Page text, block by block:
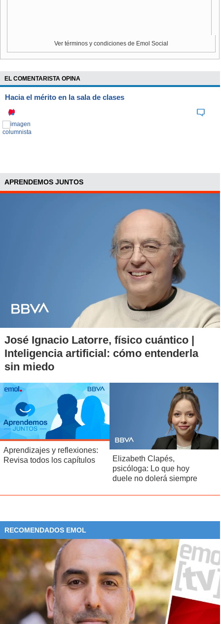
Ver términos y condiciones de Emol Social
EL COMENTARISTA OPINA
Hacia el mérito en la sala de clases
APRENDEMOS JUNTOS
José Ignacio Latorre, físico cuántico |
Inteligencia artificial: cómo entenderla
sin miedo
Aprendizajes y reflexiones:
Revisa todos los capítulos
Elizabeth Clapés,
psicóloga: Lo que hoy
duele no dolerá siempre
RECOMENDADOS EMOL